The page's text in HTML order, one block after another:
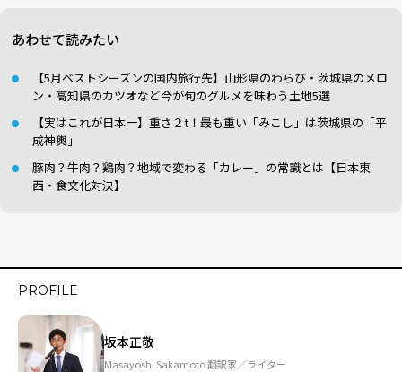
あわせて読みたい
【5月ベストシーズンの国内旅行先】山形県のわらび・茨城県のメロ
ン・高知県のカツオなど今が旬のグルメを味わう土地5選
【実はこれが日本一】重さ２t！最も重い「みこし」は茨城県の「平
成神輿」
豚肉？牛肉？鶏肉？地域で変わる「カレー」の常識とは【日本東
西・食文化対決】
PROFILE
坂本正敬
Masayoshi Sakamoto 翻訳家／ライター